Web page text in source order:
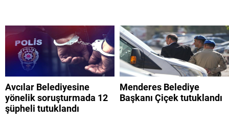
Avcılar Belediyesine
yönelik soruşturmada 12
şüpheli tutuklandı
Menderes Belediye
Başkanı Çiçek tutuklandı